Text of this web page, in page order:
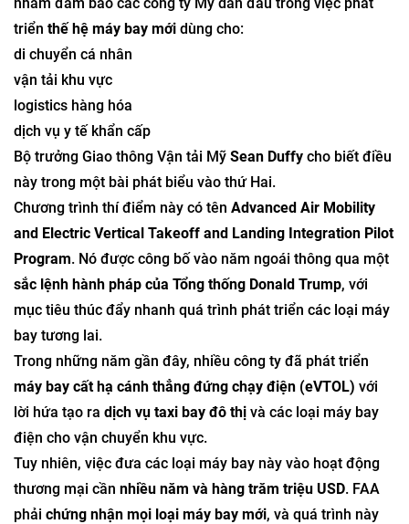
triển thế hệ máy bay mới dùng cho:
di chuyển cá nhân
vận tải khu vực
logistics hàng hóa
dịch vụ y tế khẩn cấp
Bộ trưởng Giao thông Vận tải Mỹ Sean Duffy cho biết điều
này trong một bài phát biểu vào thứ Hai.
Chương trình thí điểm này có tên Advanced Air Mobility
and Electric Vertical Takeoff and Landing Integration Pilot
Program. Nó được công bố vào năm ngoái thông qua một
sắc lệnh hành pháp của Tổng thống Donald Trump, với
mục tiêu thúc đẩy nhanh quá trình phát triển các loại máy
bay tương lai.
Trong những năm gần đây, nhiều công ty đã phát triển
máy bay cất hạ cánh thẳng đứng chạy điện (eVTOL) với
lời hứa tạo ra dịch vụ taxi bay đô thị và các loại máy bay
điện cho vận chuyển khu vực.
Tuy nhiên, việc đưa các loại máy bay này vào hoạt động
thương mại cần nhiều năm và hàng trăm triệu USD. FAA
phải chứng nhận mọi loại máy bay mới, và quá trình này